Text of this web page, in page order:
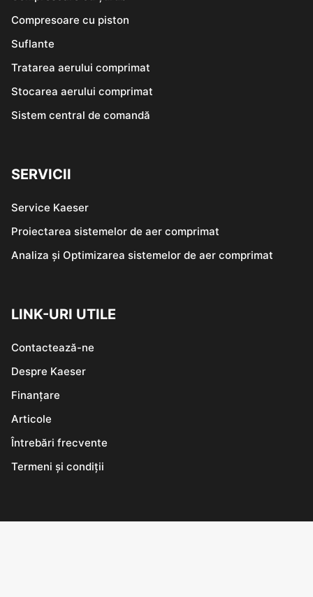
Compresoare cu piston
Suflante
Tratarea aerului comprimat
Stocarea aerului comprimat
Sistem central de comandă
SERVICII
Service Kaeser
Proiectarea sistemelor de aer comprimat
Analiza și Optimizarea sistemelor de aer comprimat
LINK-URI UTILE
Contactează-ne
Despre Kaeser
Finanțare
Articole
Întrebări frecvente
Termeni și condiții